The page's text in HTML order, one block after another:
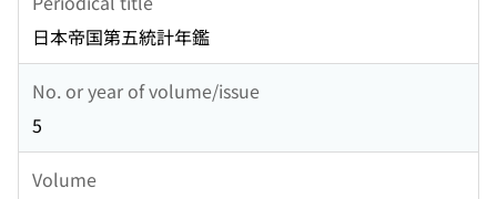
日本帝国第五統計年鑑
No. or year of volume/issue
5
Volume